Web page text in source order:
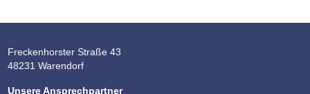
Freckenhorster Straße 43
48231 Warendorf
Unsere Ansprechpartner